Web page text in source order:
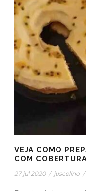
VEJA COMO
COM
27 jul 2020 / juscelino /